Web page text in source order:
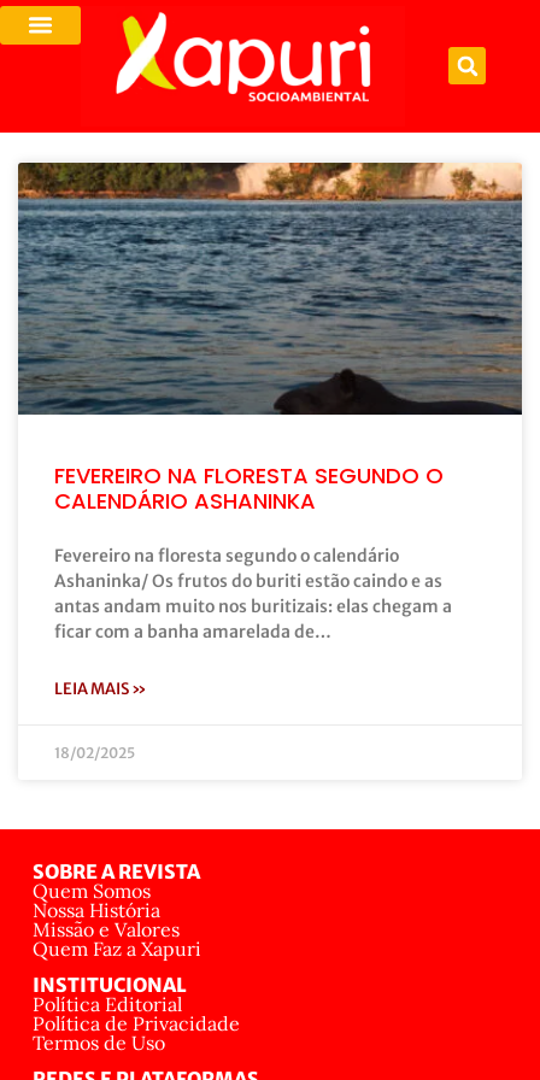
FEVEREIRO NA FLORESTA SEGUNDO O
CALENDÁRIO ASHANINKA
Fevereiro na floresta segundo o calendário
Ashaninka/ Os frutos do buriti estão caindo e as
antas andam muito nos buritizais: elas chegam a
ficar com a banha amarelada de…
LEIA MAIS »
18/02/2025
SOBRE A REVISTA
Quem Somos
Nossa História
Missão e Valores
Quem Faz a Xapuri
INSTITUCIONAL
Política Editorial
Política de Privacidade
Termos de Uso